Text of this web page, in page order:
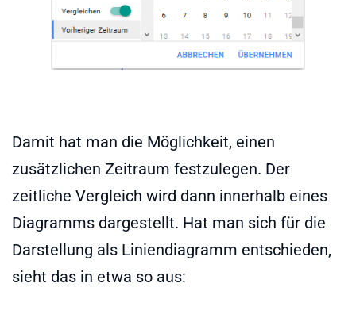
Damit hat man die Möglichkeit, einen
zusätzlichen Zeitraum festzulegen. Der
zeitliche Vergleich wird dann innerhalb eines
Diagramms dargestellt. Hat man sich für die
Darstellung als Liniendiagramm entschieden,
sieht das in etwa so aus: